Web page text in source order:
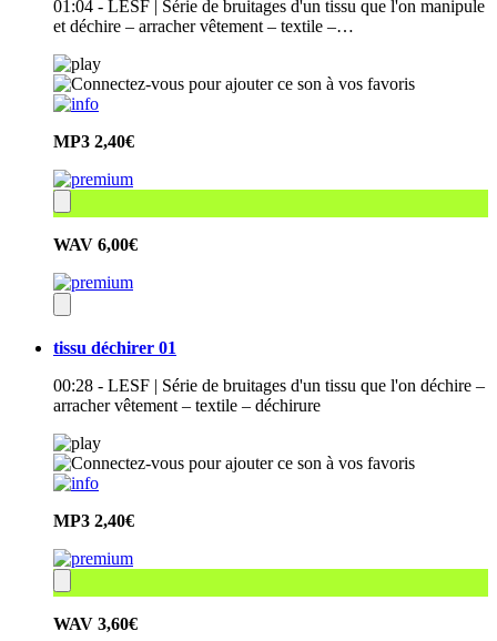
01:04 - LESF | Série de bruitages d'un tissu que l'on manipule
et déchire – arracher vêtement – textile –…
MP3 2,40€
WAV 6,00€
tissu déchirer 01
00:28 - LESF | Série de bruitages d'un tissu que l'on déchire –
arracher vêtement – textile – déchirure
MP3 2,40€
WAV 3,60€